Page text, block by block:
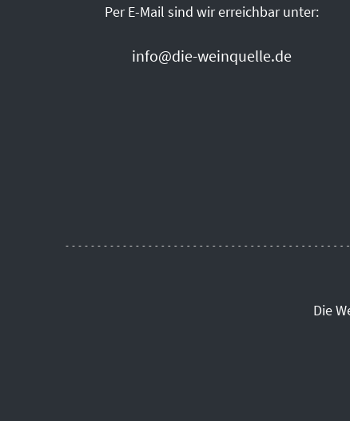
Per E-Mail sind wir erreichbar unter:
info@die-weinquelle.de
Die